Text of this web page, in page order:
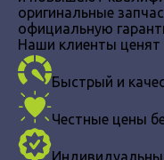
оригинальные
официальную
Наши клиенты ценят
Быстрый и
Честные цены